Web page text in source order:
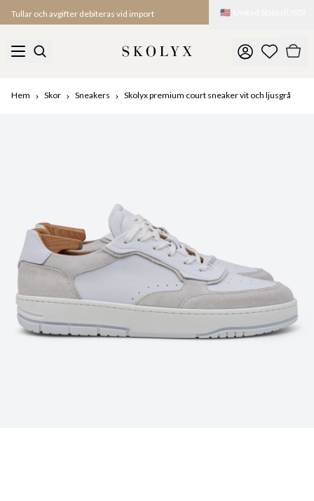
Tullar och avgifter debiteras vid import 🇺🇸
Hem Skor Sneakers Skolyx premium court sneaker vit och ljusgrå